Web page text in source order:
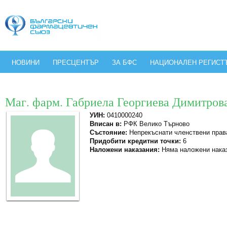
НОВИНИ ПРЕСЦЕНТЪР ЗА БФС НАЦИОНАЛЕН
Маг. фарм. Габриела Георгиева
УИН: 0410000240
Вписан в: РФК Велико Търново
Състояние: Непрекъснати членствени
Придобити кредитни точки: 6
Наложени наказания: Няма наложени